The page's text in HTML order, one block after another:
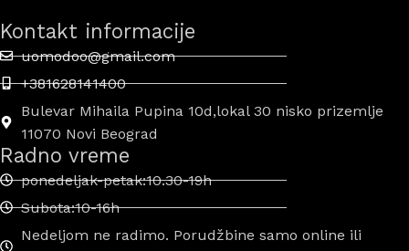
Kontakt informacije
uomodoo@gmail.com
+381628141400
Bulevar Mihaila Pupina 10d,lokal 30 nisko prizemlje
11070 Novi Beograd
Radno vreme
ponedeljak-petak:10.30-19h
Subota:10-16h
Nedeljom ne radimo. Porudžbine samo online ili